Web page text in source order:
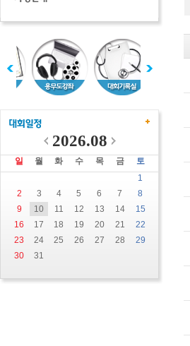
2026.08
일 월 화 수 목 금
토
1
2
3 4 5 6 7
8
9
10 11 12 13 14
15
16
17 18 19 20 21
22
23
24 25 26 27 28
29
30
31